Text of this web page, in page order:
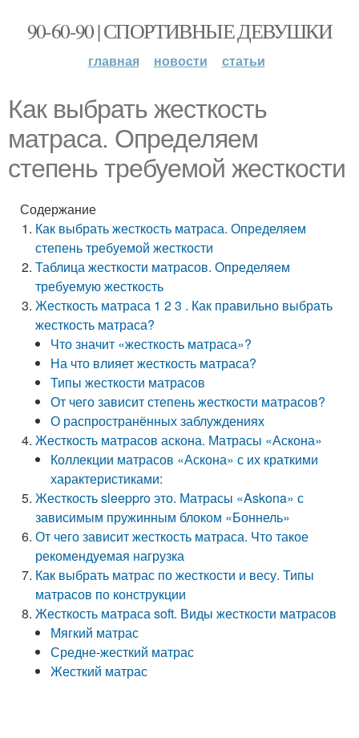
90-60-90 | СПОРТИВНЫЕ ДЕВУШКИ
главная новости статьи
Как выбрать жесткость
матраса. Определяем
степень требуемой жесткости
Содержание
Как выбрать жесткость матраса. Определяем
степень требуемой жесткости
Таблица жесткости матрасов. Определяем
требуемую жесткость
Жесткость матраса 1 2 3 . Как правильно выбрать
жесткость матраса?
Что значит «жесткость матраса»?
На что влияет жесткость матраса?
Типы жесткости матрасов
От чего зависит степень жесткости матрасов?
О распространённых заблуждениях
Жесткость матрасов аскона. Матрасы «Аскона»
Коллекции матрасов «Аскона» с их краткими
характеристиками:
Жесткость sleeppro это. Матрасы «Askona» с
зависимым пружинным блоком «Боннель»
От чего зависит жесткость матраса. Что такое
рекомендуемая нагрузка
Как выбрать матрас по жесткости и весу. Типы
матрасов по конструкции
Жесткость матраса soft. Виды жесткости матрасов
Мягкий матрас
Средне-жесткий матрас
Жесткий матрас